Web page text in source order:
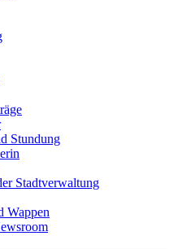
Stundung
Stadtverwaltung
Wappen